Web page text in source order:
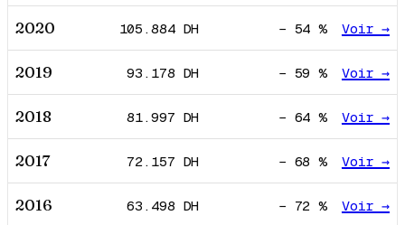
2020 105.884DH − 54 % Voir →
2019 93.178 DH − 59 % Voir →
2018 81.997 DH − 64 % Voir →
2017 72.157 DH − 68 % Voir →
2016 63.498 DH − 72 % Voir →